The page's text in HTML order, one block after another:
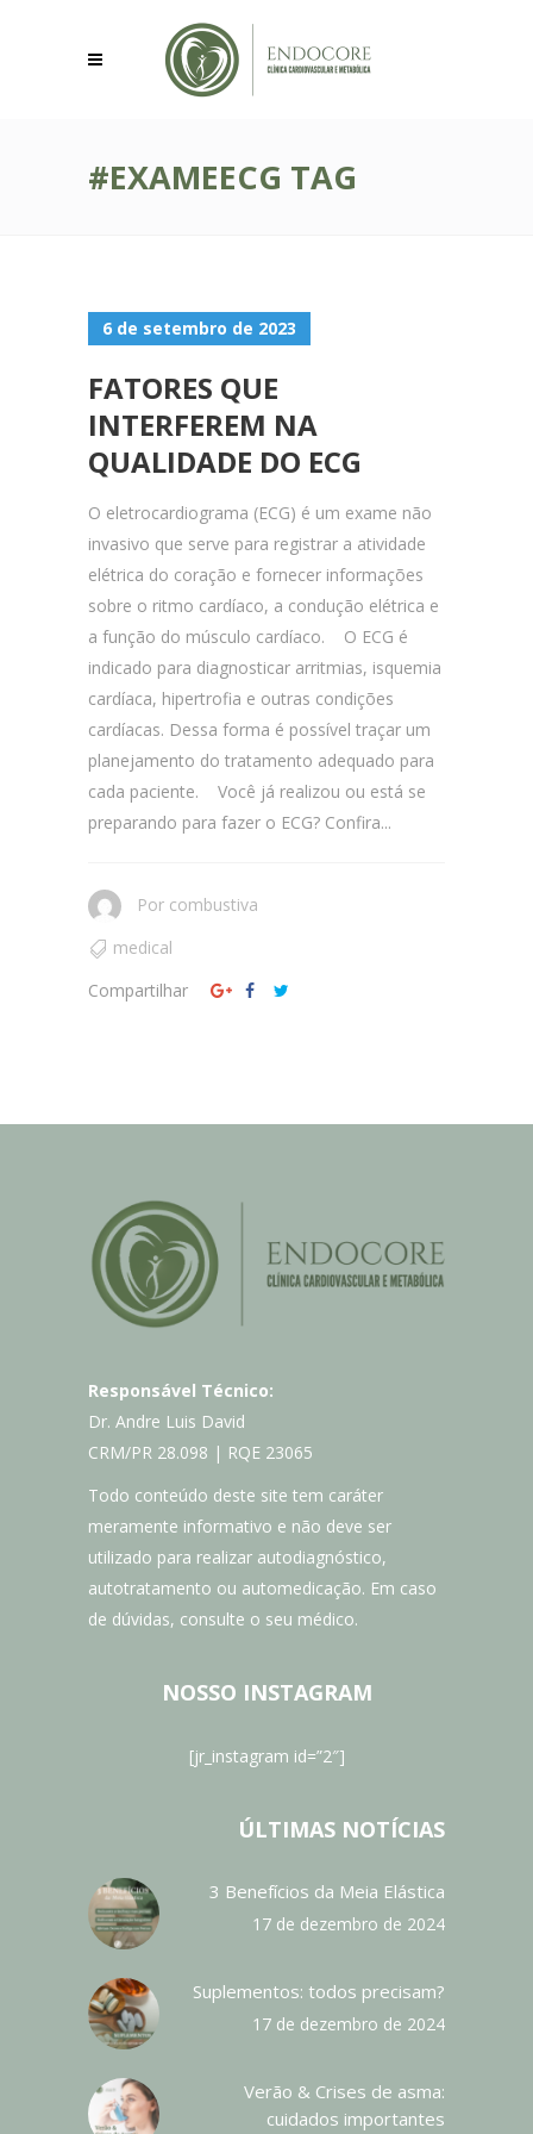
#EXAMEECG TAG
6 de setembro de 2023
FATORES QUE
INTERFEREM NA
QUALIDADE DO ECG
O eletrocardiograma (ECG) é um exame não
invasivo que serve para registrar a atividade
elétrica do coração e fornecer informações
sobre o ritmo cardíaco, a condução elétrica e
a função do músculo cardíaco. O ECG é
indicado para diagnosticar arritmias, isquemia
cardíaca, hipertrofia e outras condições
cardíacas. Dessa forma é possível traçar um
planejamento do tratamento adequado para
cada paciente. Você já realizou ou está se
preparando para fazer o ECG? Confira...
Por combustiva
medical
Compartilhar
Responsável Técnico:
Dr. Andre Luis David
CRM/PR 28.098 | RQE 23065
Todo conteúdo deste site tem caráter
meramente informativo e não deve ser
utilizado para realizar autodiagnóstico,
autotratamento ou automedicação. Em caso
de dúvidas, consulte o seu médico.
NOSSO INSTAGRAM
[jr_instagram id=”2″]
ÚLTIMAS NOTÍCIAS
3 Benefícios da Meia Elástica
17 de dezembro de 2024
Suplementos: todos precisam?
17 de dezembro de 2024
Verão & Crises de asma:
cuidados importantes